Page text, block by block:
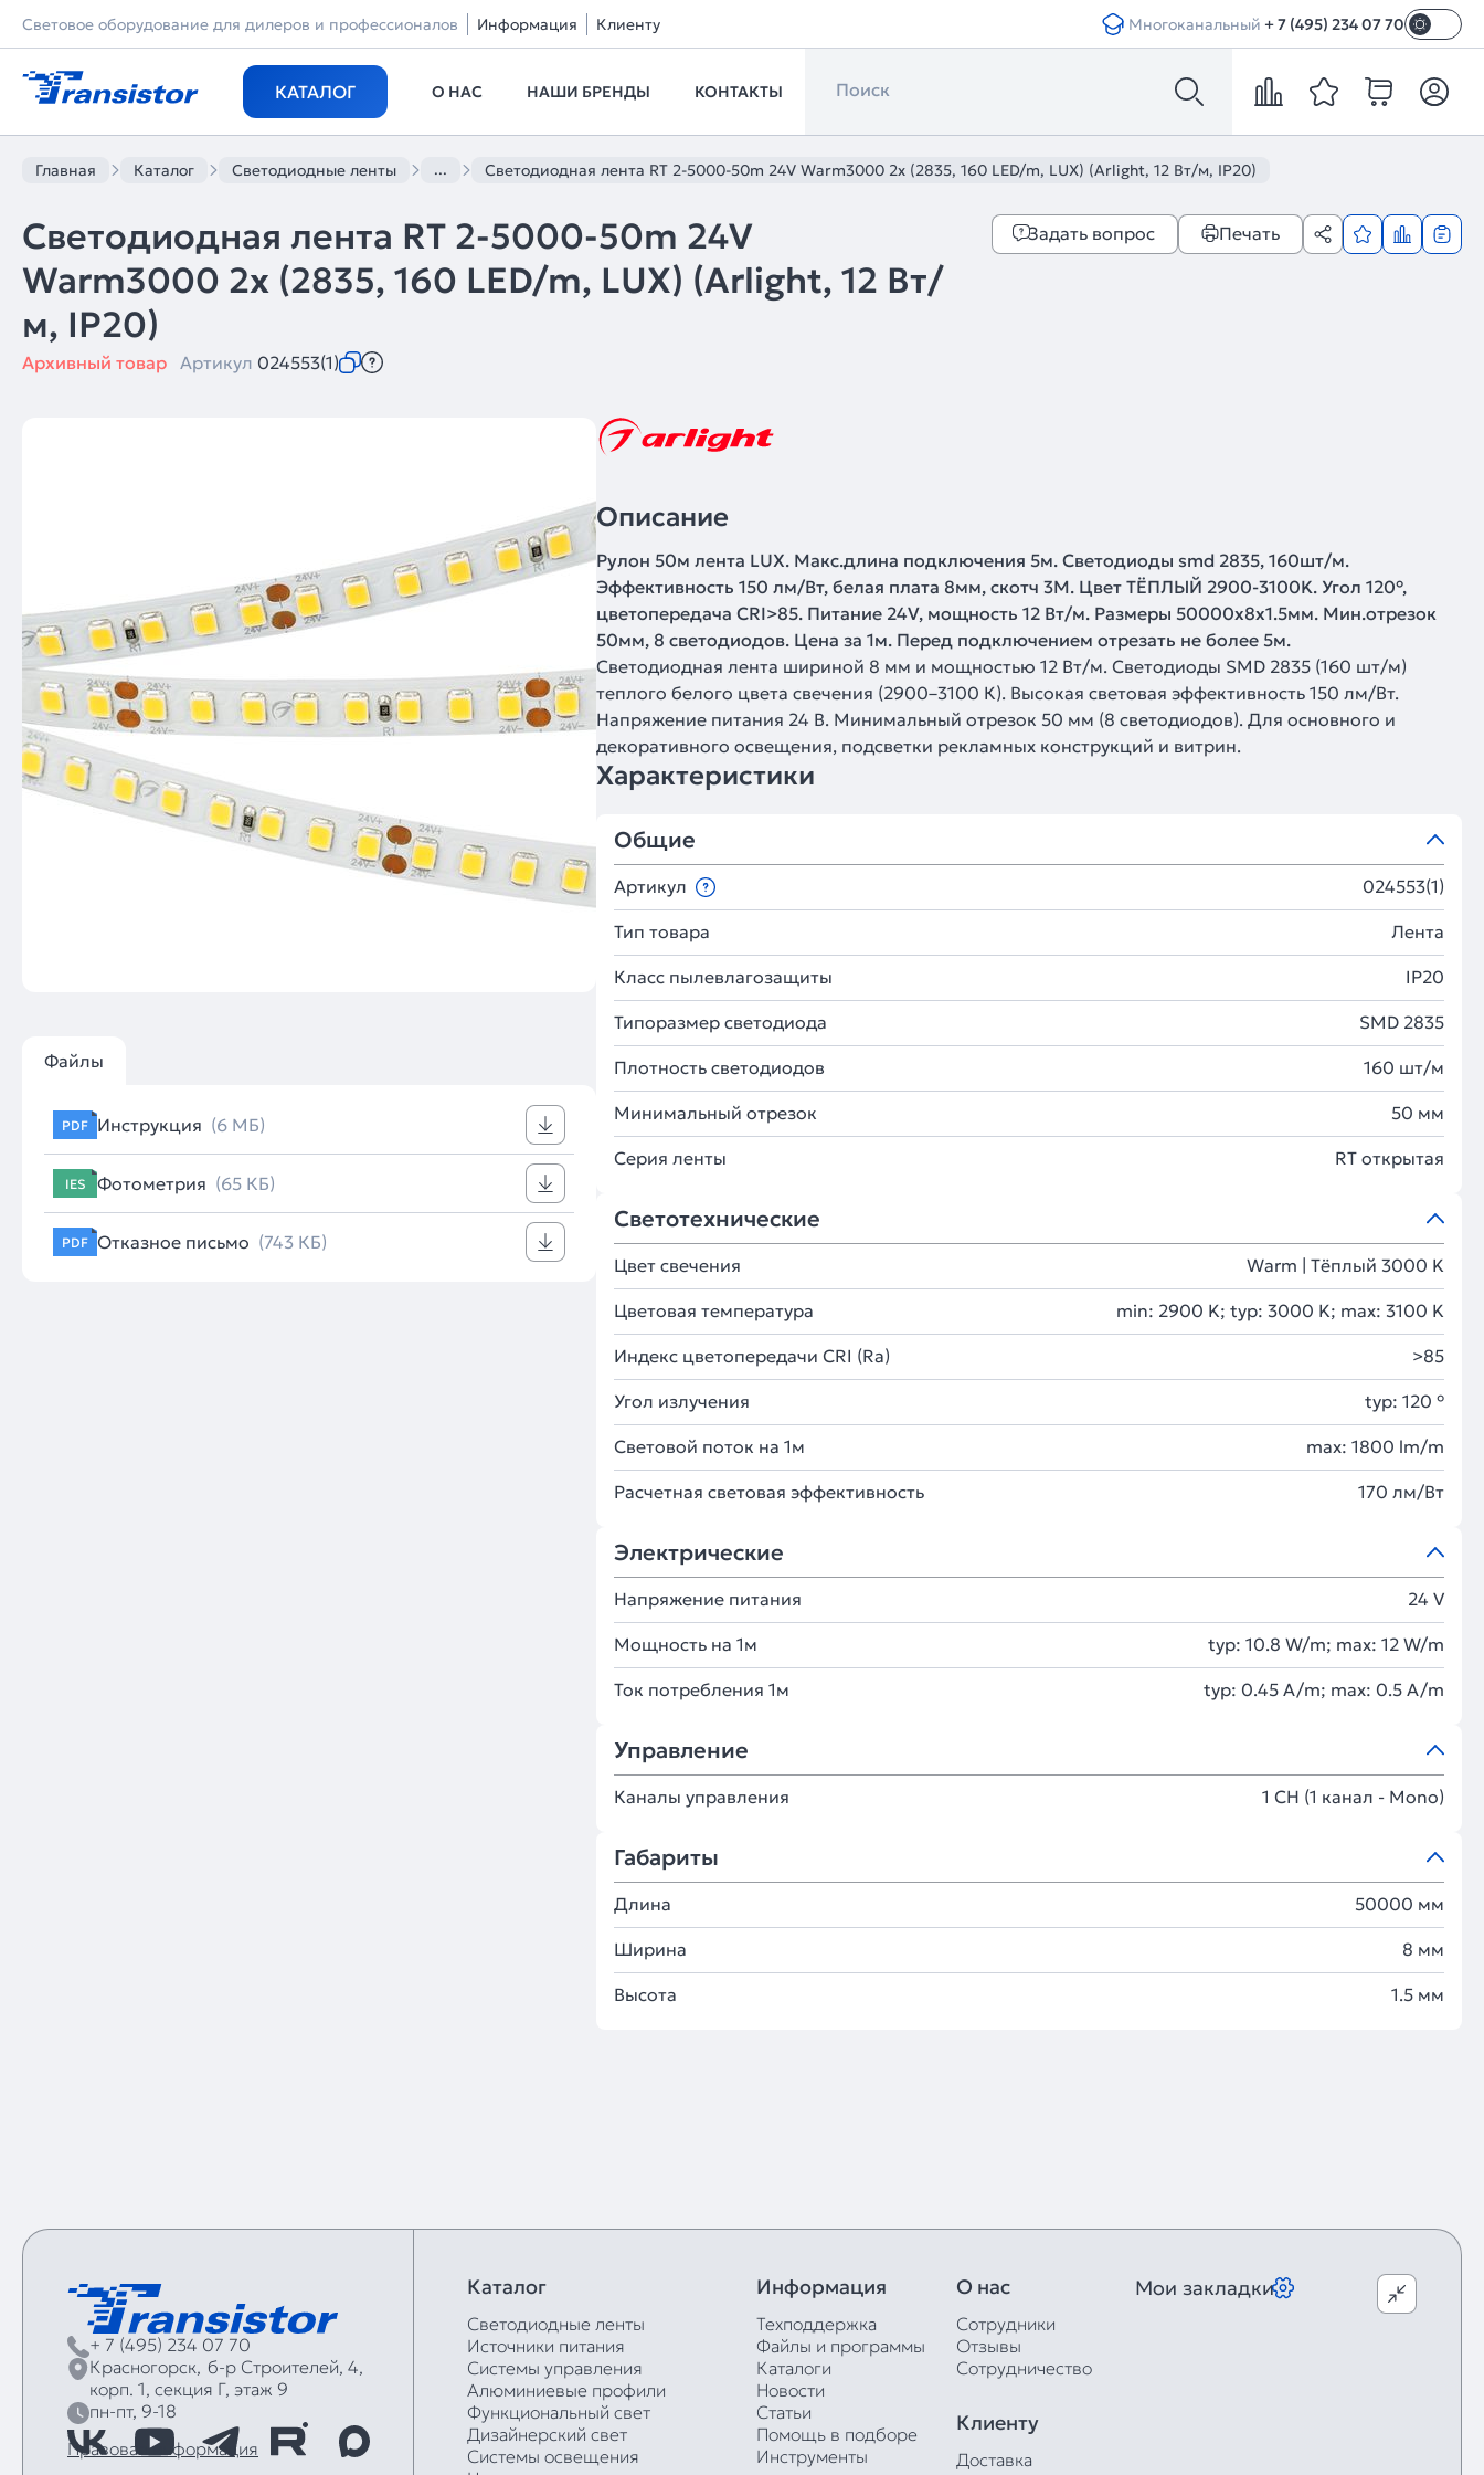
Световое оборудование для дилеров и профессионалов Информация Клиенту Многоканальный + 7 (495) 234 07 70
КАТАЛОГ О НАС НАШИ БРЕНДЫ КОНТАКТЫ
Главная Каталог Светодиодные ленты ... Светодиодная лента RT 2-5000-50m 24V Warm3000 2x (2835, 160 LED/m, LUX) (Arlight, 12 Вт/м, IP20)
Светодиодная лента RT 2-5000-50m 24V
Warm3000 2x (2835, 160 LED/m, LUX) (Arlight, 12 Вт/
м, IP20)
Архивный товар Артикул 024553(1)
Задать вопрос Печать
Файлы
PDF Инструкция (6 МБ)
IES Фотометрия (65 КБ)
PDF Отказное письмо (743 КБ)
Описание
Рулон 50м лента LUX. Макс.длина подключения 5м. Светодиоды smd 2835, 160шт/м.
Эффективность 150 лм/Вт, белая плата 8мм, скотч 3М. Цвет ТЁПЛЫЙ 2900-3100K. Угол 120°,
цветопередача CRI>85. Питание 24V, мощность 12 Вт/м. Размеры 50000х8х1.5мм. Мин.отрезок
50мм, 8 светодиодов. Цена за 1м. Перед подключением отрезать не более 5м.
Светодиодная лента шириной 8 мм и мощностью 12 Вт/м. Светодиоды SMD 2835 (160 шт/м)
теплого белого цвета свечения (2900–3100 К). Высокая световая эффективность 150 лм/Вт.
Напряжение питания 24 В. Минимальный отрезок 50 мм (8 светодиодов). Для основного и
декоративного освещения, подсветки рекламных конструкций и витрин.
Характеристики
Общие
Артикул 024553(1)
Тип товара Лента
Класс пылевлагозащиты IP20
Типоразмер светодиода SMD 2835
Плотность светодиодов 160 шт/м
Минимальный отрезок 50 мм
Серия ленты RT открытая
Светотехнические
Цвет свечения Warm | Тёплый 3000 K
Цветовая температура min: 2900 K; typ: 3000 K; max: 3100 K
Индекс цветопередачи CRI (Ra) >85
Угол излучения typ: 120 °
Световой поток на 1м max: 1800 lm/m
Расчетная световая эффективность 170 лм/Вт
Электрические
Напряжение питания 24 V
Мощность на 1м typ: 10.8 W/m; max: 12 W/m
Ток потребления 1м typ: 0.45 A/m; max: 0.5 A/m
Управление
Каналы управления 1 CH (1 канал - Mono)
Габариты
Длина 50000 мм
Ширина 8 мм
Высота 1.5 мм
+ 7 (495) 234 07 70
Красногорск, б‑р Строителей, 4,
корп. 1, секция Г, этаж 9
пн-пт, 9-18
Правовая информация
Каталог
Светодиодные ленты
Источники питания
Системы управления
Алюминиевые профили
Функциональный свет
Дизайнерский свет
Системы освещения
Информация
Техподдержка
Файлы и программы
Каталоги
Новости
Статьи
Помощь в подборе
Инструменты
О нас
Сотрудники
Отзывы
Сотрудничество
Клиенту
Доставка
Мои закладки